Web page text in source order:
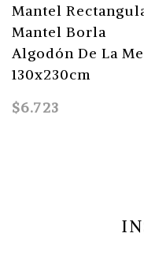
Mantel
Mantel Borla
Algodón De La
130x230cm
$6.723